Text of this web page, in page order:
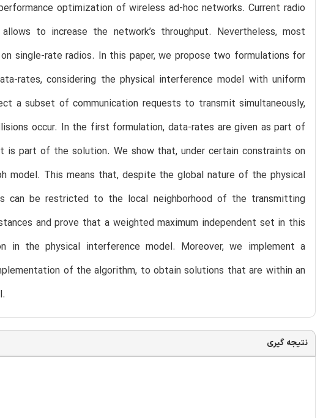
optimization of wireless ad-hoc networks. Current radio
to increase the network’s throughput. Nevertheless, most
single-rate radios. In this paper, we propose two formulations for
rates, considering the physical interference model with uniform
a subset of communication requests to transmit simultaneously,
occur. In the first formulation, data-rates are given as part of
part of the solution. We show that, under certain constraints on
model. This means that, despite the global nature of the physical
can be restricted to the local neighborhood of the transmitting
and prove that a weighted maximum independent set in this
in the physical interference model. Moreover, we implement a
of the algorithm, to obtain solutions that are within an
نتیجه گیری